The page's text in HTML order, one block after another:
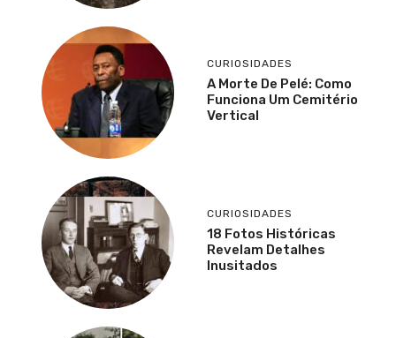
CURIOSIDADES
A Morte De Pelé: Como
Funciona Um Cemitério
Vertical
CURIOSIDADES
18 Fotos Históricas
Revelam Detalhes
Inusitados